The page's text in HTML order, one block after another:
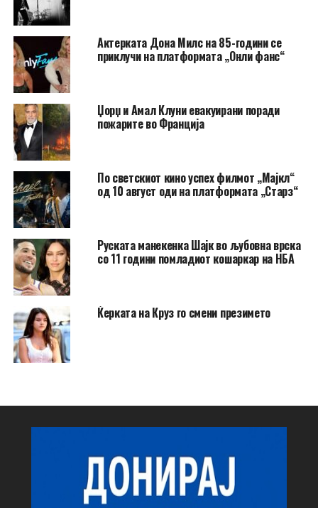
Актерката Дона Милс на 85-години се
приклучи на платформата „Онли фанс“
Џорџ и Амал Клуни евакуирани поради
пожарите во Франција
По светскиот кино успех филмот „Мајкл“
од 10 август оди на платформата „Старз“
Руската манекенка Шајк во љубовна врска
со 11 години помладиот кошаркар на НБА
Ќерката на Круз го смени презимето